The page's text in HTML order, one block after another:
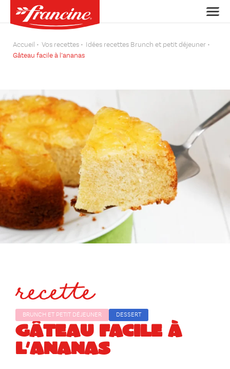
Accueil Vos recettes
Idées recettes Brunch et petit déjeuner
Gâteau facile à l’ananas
recette
BRUNCH ET PETIT DÉJEUNER DESSERT
GÂTEAU FACILE À
L’ANANAS